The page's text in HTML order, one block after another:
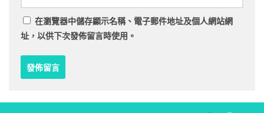
在瀏覽器中儲存顯示名稱、電子郵件地址及個人網站網
址，以供下次發佈留言時使用。